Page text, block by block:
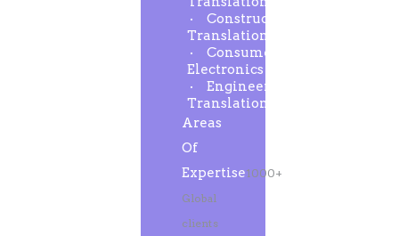
Construction
Translation
Consumer
Electronics
Engineering
Translation
Areas
Of
Expertise1000+
Global
clients